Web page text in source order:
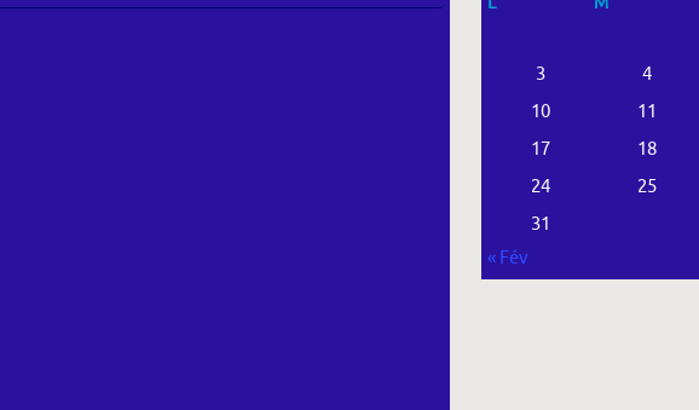
3
4
10
11
17
18
24
25
31
« Fév